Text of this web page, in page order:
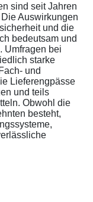
sind seit Jahren
Auswirkungen
und die
bedeutsam und
Umfragen bei
starke
und
Lieferengpässe
und teils
Obwohl die
besteht,